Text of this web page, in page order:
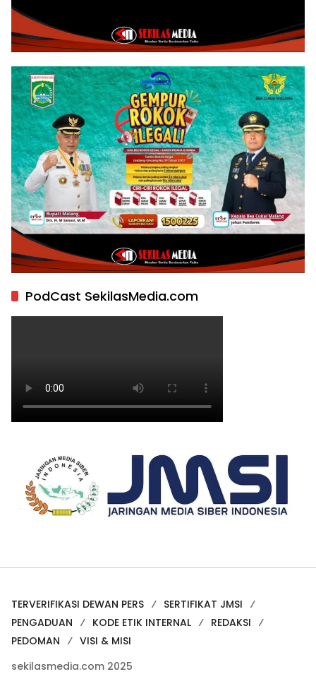
PodCast SekilasMedia.com
TERVERIFIKASI DEWAN PERS
SERTIFIKAT JMSI
PENGADUAN
KODE ETIK INTERNAL
REDAKSI
PEDOMAN
VISI & MISI
sekilasmedia.com 2025